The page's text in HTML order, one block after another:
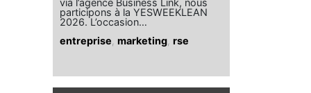
participons à la YESWEEKLEAN
2026. L’occasion…
entreprise marketing rse